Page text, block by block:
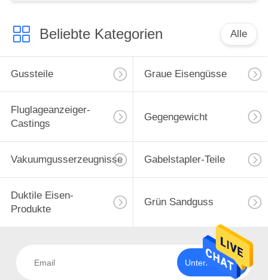
Beliebte Kategorien Alle
Gussteile Graue Eisengüsse
Fluglageanzeiger-
Castings
Gegengewicht
Vakuumgusserzeugnisse Gabelstapler-Teile
Duktile Eisen-
Produkte
Grün Sandguss
Unterzeichnen